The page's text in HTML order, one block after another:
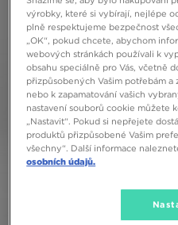
výrobky, které si vybírají, nejlépe
plně respektujeme bezpečnost
„OK“, pokud chcete, abychom
webových stránkách používali k
obsahu speciálně pro Vás, včetně
přizpůsobených Vašim potřebám
nebo k zapamatování vašich
nastavení souborů cookie můžete
„Nastavit“. Pokud si nepřejete
produktů přizpůsobené Vašim
všechny“. Další informace
osobních údajů.